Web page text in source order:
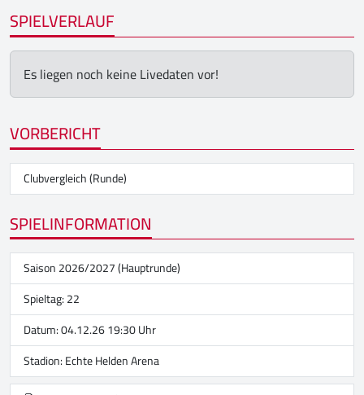
SPIELVERLAUF
Es liegen noch keine Livedaten vor!
VORBERICHT
Clubvergleich (Runde)
SPIELINFORMATION
Saison 2026/2027 (Hauptrunde)
Spieltag: 22
Datum: 04.12.26 19:30 Uhr
Stadion:Echte Helden Arena